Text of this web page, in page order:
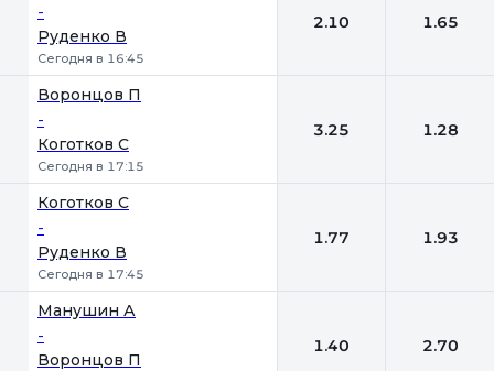
-
Руденко В
Сегодня в 16:45
2.10 1.65
Воронцов П
-
Коготков С
Сегодня в 17:15
3.25 1.28
Коготков С
-
Руденко В
Сегодня в 17:45
1.77 1.93
Манушин А
-
Воронцов П
1.40 2.70